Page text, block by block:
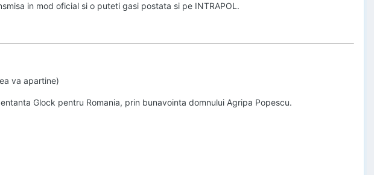
in mod oficial si o puteti gasi postata si pe INTRAPOL.
va apartine)
Glock pentru Romania, prin bunavointa domnului Agripa Popescu.